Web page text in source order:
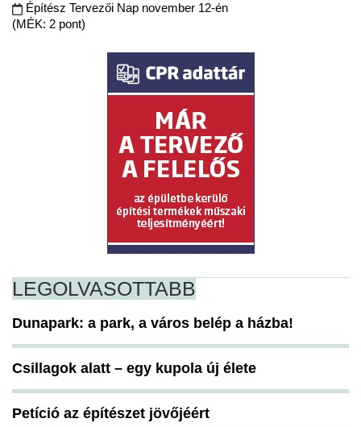
Építész Tervezői Nap november 12-én
(MÉK: 2 pont)
LEGOLVASOTTABB
Dunapark: a park, a város belép a házba!
Csillagok alatt – egy kupola új élete
Petíció az építészet jövőjéért